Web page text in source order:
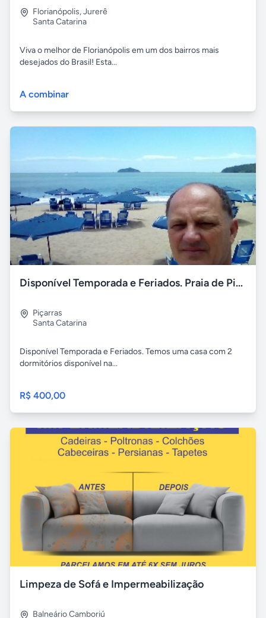
Florianópolis,Jurerê
Santa Catarina
Viva o melhor de Florianópolis em um dos bairros mais
desejados do Brasil! Esta...
A combinar
Disponível Temporada e Feriados. Praia de Piçarras/SC
Piçarras
Santa Catarina
Disponível Temporada e Feriados. Temos uma casa com 2
dormitórios disponível na...
R$ 400,00
Limpeza de Sofá e Impermeabilização
Balneário Camboriú